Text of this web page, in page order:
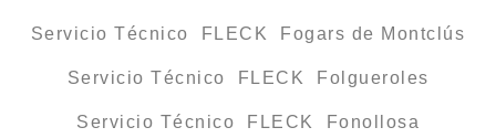
Servicio Técnico FLECK Fogars de Montclús
Servicio Técnico FLECK Folgueroles
Servicio Técnico FLECK Fonollosa